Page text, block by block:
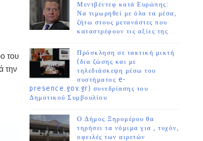
του
την
Μεντβέντεφ κατά Ευρώπης:
Να τιμωρηθεί με όλα τα μέσα,
ζήτω στους μετανάστες που
καταστρέφουν τις αξίες της
Πρόσκληση σε τακτική μικτή
(δια ζώσης και με
τηλεδιάσκεψη μέσω του
συστήματος e-
presence.gov.gr) συνεδρίασης του
Δημοτικού Συμβουλίου
Ο Δήμος Ξηρομέρου θα
τηρήσει τα νόμιμα για , τυχόν,
οφειλές των αιρετών